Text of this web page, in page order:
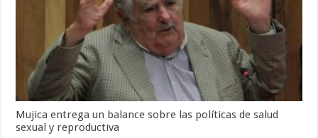
Mujica entrega un balance sobre las políticas de salud
sexual y reproductiva